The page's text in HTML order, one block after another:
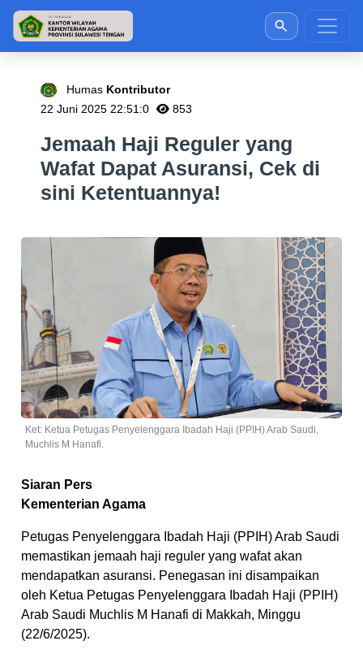
Humas Kontributor
22 Juni 2025 22:51:0
853
Jemaah Haji Reguler yang
Wafat Dapat Asuransi, Cek di
sini Ketentuannya!
Ket: Ketua Petugas Penyelenggara Ibadah Haji (PPIH) Arab Saudi,
Muchlis M Hanafi.
Siaran Pers
Kementerian Agama
Petugas Penyelenggara Ibadah Haji (PPIH) Arab Saudi
memastikan jemaah haji reguler yang wafat akan
mendapatkan asuransi. Penegasan ini disampaikan
oleh Ketua Petugas Penyelenggara Ibadah Haji (PPIH)
Arab Saudi Muchlis M Hanafi di Makkah, Minggu
(22/6/2025).